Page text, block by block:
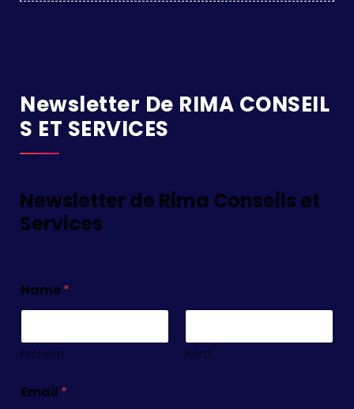
Newsletter De RIMA CONSEIL
S ET SERVICES
Newsletter de Rima Conseils et
Services
Name*
Prénom Nom
Email *